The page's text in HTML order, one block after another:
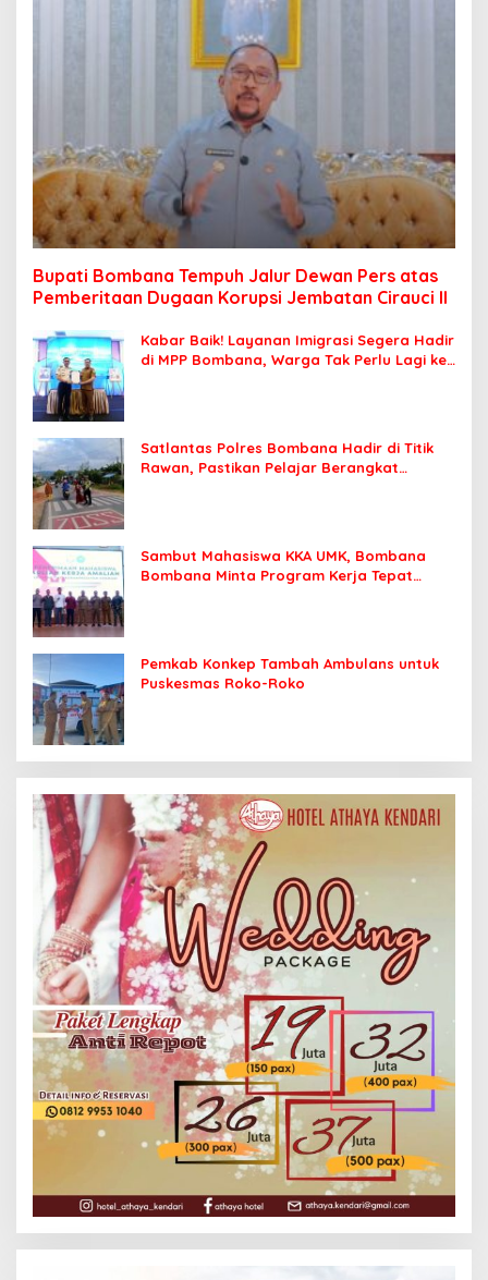
Bupati Bombana Tempuh Jalur Dewan Pers atas
Pemberitaan Dugaan Korupsi Jembatan Cirauci II
Kabar Baik! Layanan Imigrasi Segera Hadir
di MPP Bombana, Warga Tak Perlu Lagi ke
Satlantas Polres Bombana Hadir di Titik
Rawan, Pastikan Pelajar Berangkat
Sambut Mahasiswa KKA UMK, Bombana
Bombana Minta Program Kerja Tepat
Pemkab Konkep Tambah Ambulans untuk
Puskesmas Roko-Roko